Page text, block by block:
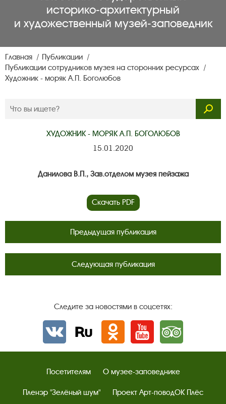
историко‑архитектурный
и художественный музей‑заповедник
Главная
Публикации
Публикации сотрудников музея на сторонних ресурсах
Художник - моряк А.П. Боголюбов
ХУДОЖНИК - МОРЯК А.П. БОГОЛЮБОВ
15.01.2020
Данилова В.П., Зав.отделом музея пейзажа
Скачать PDF
Предыдущая публикация
Следующая публикация
Следите за новостями в соцсетях:
Вконтактеrutube Одноклассники
YouTube Трипадвизор
Посетителям О музее-заповеднике
Пленэр "Зелёный шум" Проект Арт-поводОК Плёс